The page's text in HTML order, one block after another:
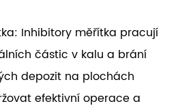
Inhibitory měřítka pracují
částic v kalu a brání
depozit na plochách
efektivní operace a